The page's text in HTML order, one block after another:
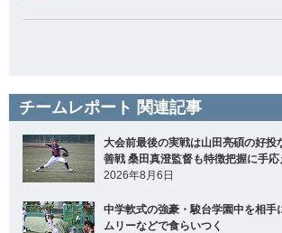
チームレポート 関連記事
大会前最後の実戦は山田亮碩の好投
善戦 桑田真澄監督も特徴把握に手応
2026年8月6日
中学軟式の強豪・駿台学園中を相手
ムリーなどで食らいつく